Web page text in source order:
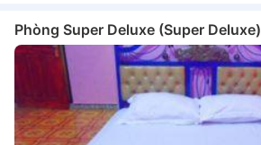
Phòng Super Deluxe (Super Deluxe)